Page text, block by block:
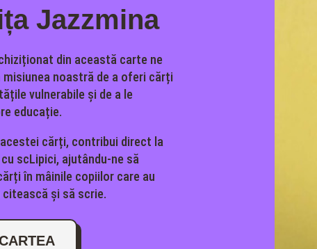
Jazzmina
din această carte ne
noastră de a oferi cărți
vulnerabile și de a le
educație.
cărți, contribui direct la
scLipici, ajutându-ne să
în mâinile copiilor care au
și să scrie.